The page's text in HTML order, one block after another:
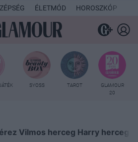
ÉLETMÓD HOROSZKÓP
SYOSS TAROT
GLAMOUR
20
Vilmos herceg Harry herceg